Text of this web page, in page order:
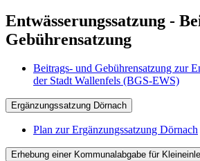
Entwässerungssatzung -
Gebührensatzung
Beitrags- und Gebührensatzung zur
der Stadt Wallenfels (BGS-EWS)
Ergänzungssatzung Dörnach
Plan zur Ergänzungssatzung Dörnach
Erhebung einer Kommunalabgabe für